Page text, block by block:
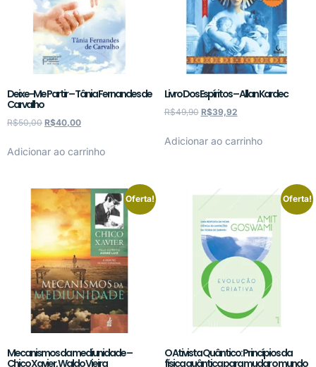
Deixe-Me Partir – Tânia Fernandes de
Carvalho
R$50,00 R$40,00
Adicionar ao carrinho
Livro Dos Espíritos – Allan Kardec
R$49,90 R$39,92
Adicionar ao carrinho
Oferta!
Mecanismos da mediunidade –
Chico Xavier, Waldo Vieira
Oferta!
O Ativista Quântico: Princípios da
física quântica para mudar o mundo